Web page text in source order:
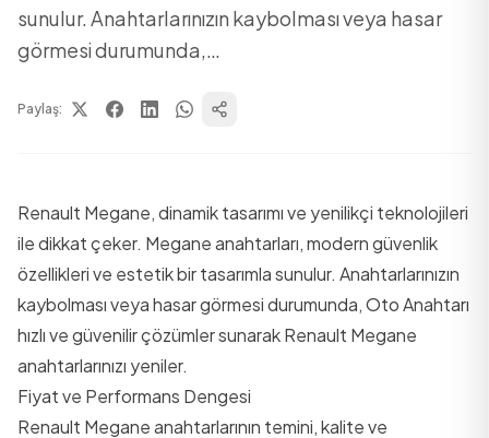
sunulur. Anahtarlarınızın kaybolması veya hasar
görmesi durumunda,…
Paylaş:
Renault Megane, dinamik tasarımı ve yenilikçi teknolojileri
ile dikkat çeker. Megane anahtarları, modern güvenlik
özellikleri ve estetik bir tasarımla sunulur. Anahtarlarınızın
kaybolması veya hasar görmesi durumunda, Oto Anahtarı
hızlı ve güvenilir çözümler sunarak Renault Megane
anahtarlarınızı yeniler.
Fiyat ve Performans Dengesi
Renault Megane anahtarlarının temini, kalite ve